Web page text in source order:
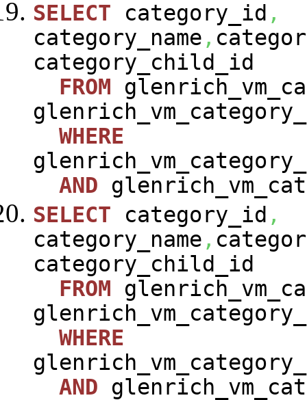
SELECT category_id ,
category_name ,
category_child_id
FROM
WHERE
AND
SELECT category_id ,
category_name ,
category_child_id
FROM
WHERE
AND